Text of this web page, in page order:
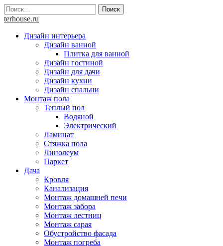
Skip
to
Найти:
terhouse.ru
Дизайн интерьера
Дизайн ванной
Плитка для ванной
Дизайн гостиной
Дизайн для дачи
Дизайн кухни
Дизайн спальни
Монтаж пола
Теплый пол
Водяной
Электрический
Ламинат
Стяжка пола
Линолеум
Паркет
Дача
Кровля
Канализация
Монтаж домашней печи
Монтаж забора
Монтаж лестниц
Монтаж сарая
Обустройство фасада
Монтаж погреба